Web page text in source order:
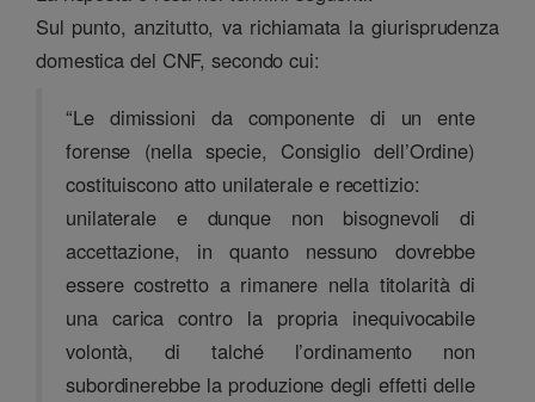
Sul punto, anzitutto, va richiamata la giurisprudenza
domestica del CNF, secondo cui:
“Le dimissioni da componente di un ente
forense (nella specie, Consiglio dell’Ordine)
costituiscono atto unilaterale e recettizio:
unilaterale e dunque non bisognevoli di
accettazione, in quanto nessuno dovrebbe
essere costretto a rimanere nella titolarità di
una carica contro la propria inequivocabile
volontà, di talché l’ordinamento non
subordinerebbe la produzione degli effetti delle